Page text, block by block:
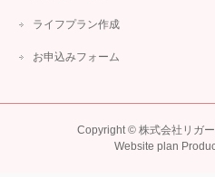
ライフプラン作成
お申込みフォーム
Copyright © 株式会社リガ
Website plan